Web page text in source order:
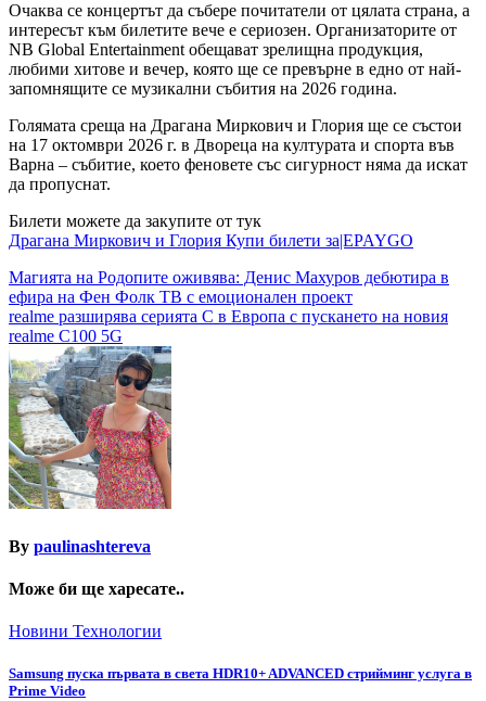
Очаква се концертът да събере почитатели от цялата страна, а
интересът към билетите вече е сериозен. Организаторите от
NB Global Entertainment обещават зрелищна продукция,
любими хитове и вечер, която ще се превърне в едно от най-
запомнящите се музикални събития на 2026 година.
Голямата среща на Драгана Миркович и Глория ще се състои
на 17 октомври 2026 г. в Двореца на културата и спорта във
Варна – събитие, което феновете със сигурност няма да искат
да пропуснат.
Билети можете да закупите от тук
Драгана Миркович и Глория Купи билети за|EPAYGO
Навигация
Магията на Родопите оживява: Денис Махуров дебютира в
ефира на Фен Фолк ТВ с емоционален проект
realme разширява серията C в Европа с пускането на новия
realme C100 5G
By paulinashtereva
Може би ще харесате..
Новини Технологии
Samsung пуска първата в света HDR10+ ADVANCED стрийминг услуга в
Prime Video